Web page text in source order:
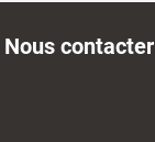
Nous contacter